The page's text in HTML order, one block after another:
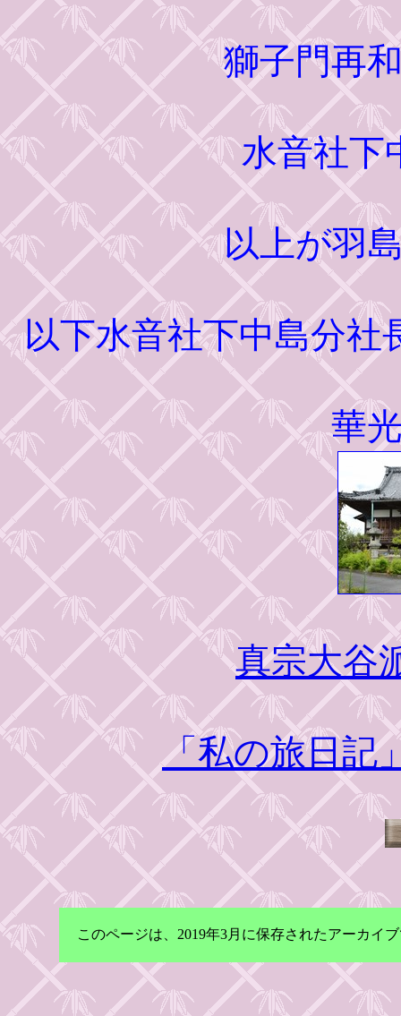
獅子門再
水音社下
以上が羽
以下水音社下中島分社
華
真宗大谷
「私の旅日記
このページは、2019年3月に保存されたアーカイ